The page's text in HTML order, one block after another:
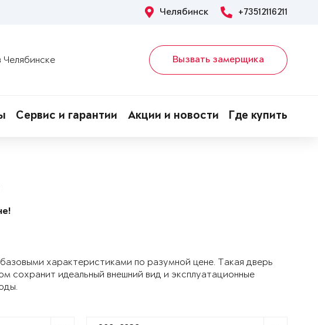
Челябинск +73512116211
Вызвать замерщика
Сервис и гарантии Акции и новости Где купить
характеристиками по разумной цене. Такая дверь
сохранит идеальный внешний вид и эксплуатационные